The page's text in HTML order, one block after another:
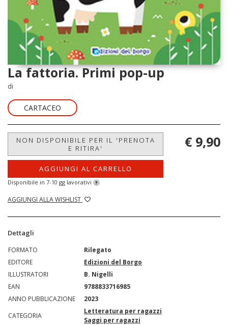
La fattoria. Primi pop-up
di
CARTACEO
NON DISPONIBILE PER IL 'PRENOTA
E RITIRA'
AGGIUNGI AL CARRELLO
Disponibile in 7-10 gg lavorativi ?
AGGIUNGI ALLA WISHLIST
€ 9,90
Dettagli
FORMATO
Rilegato
EDITORE
Edizioni del Borgo
ILLUSTRATORI
B. Nigelli
EAN
9788833716985
ANNO PUBBLICAZIONE
2023
CATEGORIA
Letteratura per ragazzi
Saggi per ragazzi